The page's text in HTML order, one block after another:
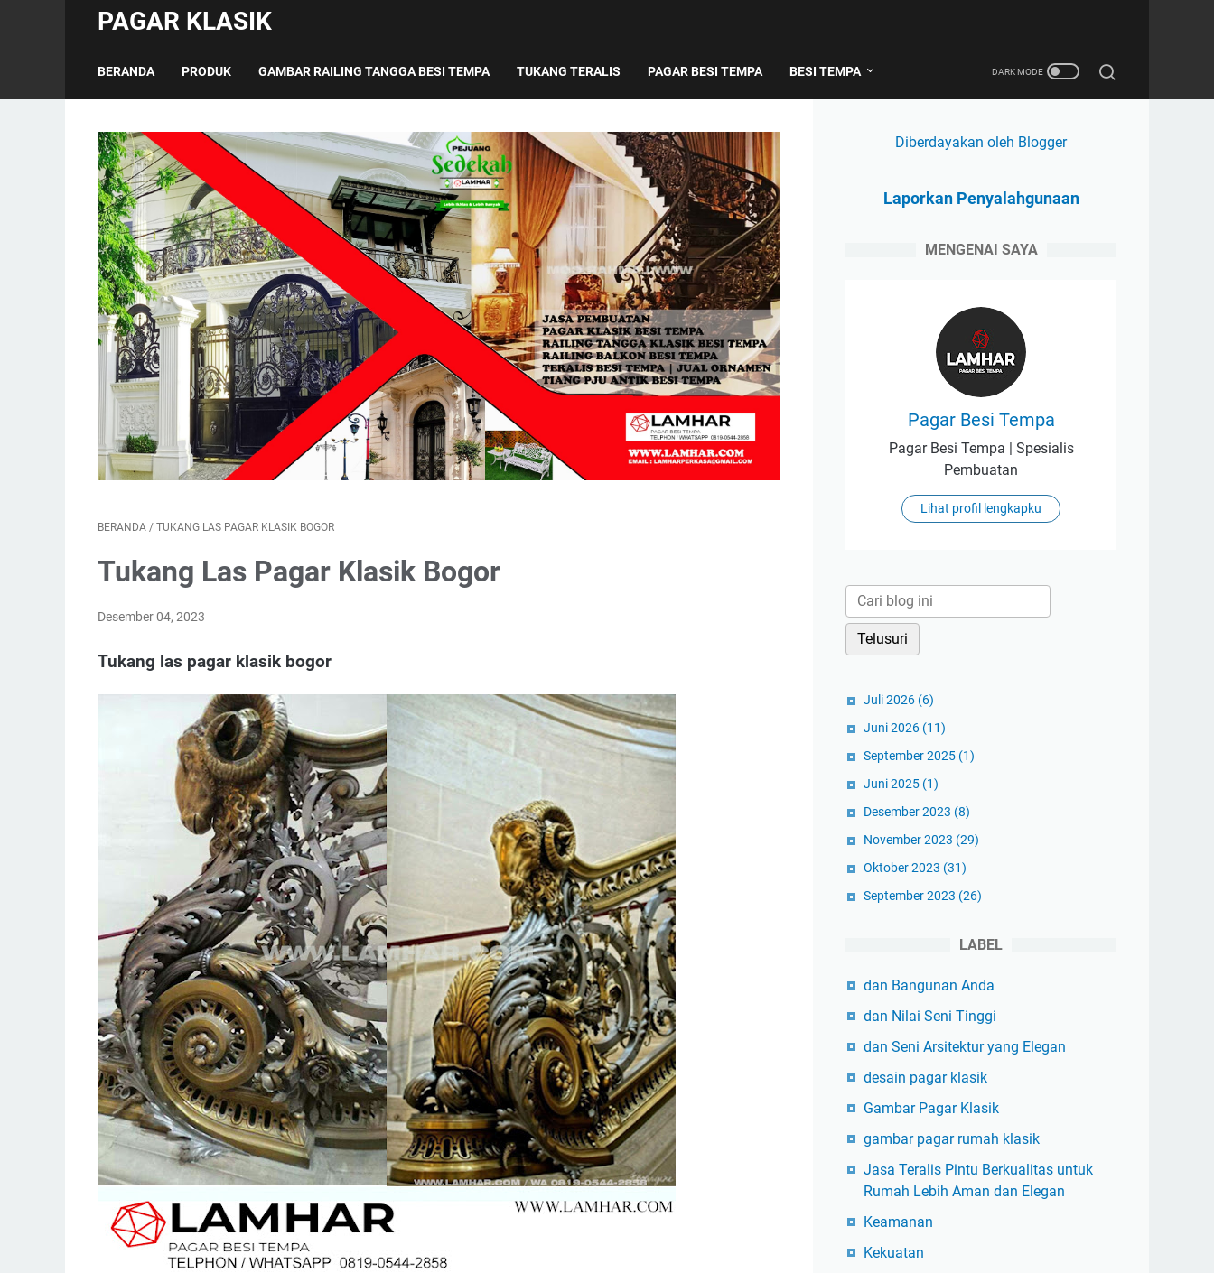
PAGAR KLASIK
BERANDA PRODUK GAMBAR RAILING TANGGA BESI TEMPA TUKANG TERALIS PAGAR BESI TEMPA BESI TEMPA
BERANDA / TUKANG LAS PAGAR KLASIK BOGOR
Tukang Las Pagar Klasik Bogor
Desember 04, 2023
Tukang las pagar klasik bogor
Diberdayakan oleh Blogger
Laporkan Penyalahgunaan
MENGENAI SAYA
Pagar Besi Tempa
Pagar Besi Tempa | Spesialis
Pembuatan
Lihat profil lengkapku
Juli 2026 (6)
Juni 2026 (11)
September 2025 (1)
Juni 2025 (1)
Desember 2023 (8)
November 2023 (29)
Oktober 2023 (31)
September 2023 (26)
LABEL
dan Bangunan Anda
dan Nilai Seni Tinggi
dan Seni Arsitektur yang Elegan
desain pagar klasik
Gambar Pagar Klasik
gambar pagar rumah klasik
Jasa Teralis Pintu Berkualitas untuk
Rumah Lebih Aman dan Elegan
Keamanan
Kekuatan